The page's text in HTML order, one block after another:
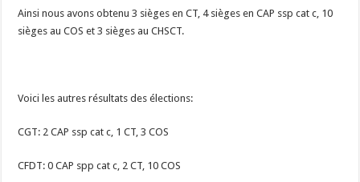
Ainsi nous avons obtenu 3 sièges en CT, 4 sièges en CAP ssp cat c, 10
sièges au COS et 3 sièges au CHSCT.
Voici les autres résultats des élections:
CGT: 2 CAP ssp cat c, 1 CT, 3 COS
CFDT: 0 CAP spp cat c, 2 CT, 10 COS